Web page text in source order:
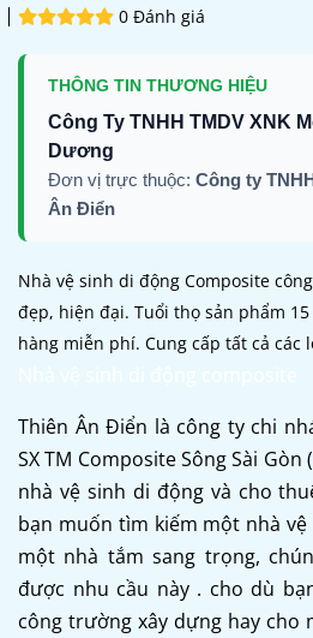
0 Đánh giá
THÔNG TIN THƯƠNG HIỆU
Công Ty TNHH TMDV XNK
Dương
Đơn vị trực thuộc: Công ty
Ân Điển
Nhà vệ sinh di động Composite
đẹp, hiện đại. Tuổi thọ sản phẩm
hàng miễn phí. Cung cấp tất cả các
Thiên Ân Điển là công ty chi
SX TM Composite Sông Sài Gòn
nhà vệ sinh di động và cho
bạn muốn tìm kiếm một nhà
một nhà tắm sang trọng,
được nhu cầu này . cho dù
công trường xây dựng hay cho